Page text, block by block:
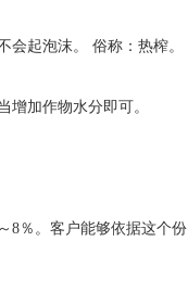
起泡沫。 俗称：热榨。
加作物水分即可。
8％。客户能够依据这个份